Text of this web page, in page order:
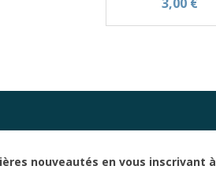
nouveautés en vous inscrivant à